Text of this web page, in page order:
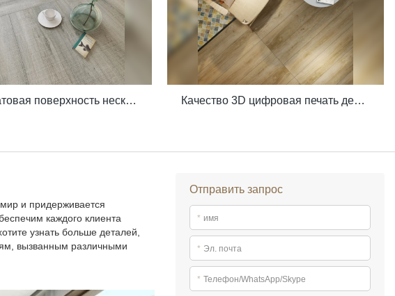
Грубая матовая поверхность нескользящий керамогранит под дерево серая глазурованная плитка под дерево под старину Качество 3D цифровая печать деревенская древесина деревянная доска вид 200x1200 напольная деревянная плитка керамическая производитель
и придерживается
каждого клиента
узнать больше деталей,
вызванным различными
Отправить запрос
* имя
* Эл. почта
* Телефон/WhatsApp/Skype